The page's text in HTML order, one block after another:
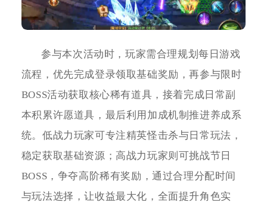
参与本次活动时，玩家需合理规划每日游戏
流程，优先完成登录领取基础奖励，再参与限时
BOSS活动获取核心稀有道具，接着完成日常副
本积累许愿道具，最后利用加成机制推进养成系
统。低战力玩家可专注精英怪击杀与日常玩法，
稳定获取基础资源；高战力玩家则可挑战节日
BOSS，争夺高阶稀有奖励，通过合理分配时间
与玩法选择，让收益最大化，全面提升角色实